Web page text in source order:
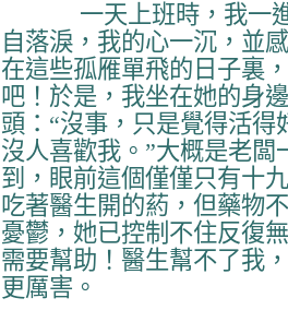
一天上班時，我一
自落淚，我的心一沉，並
在這些孤雁單飛的日子裏
吧！於是，我坐在她的身
頭：“沒事，只是覺得活
沒人喜歡我。”大概是老
到，眼前這個僅僅只有十
吃著醫生開的葯，但藥物
憂鬱，她已控制不住反復
需要幫助！醫生幫不了我
更厲害。